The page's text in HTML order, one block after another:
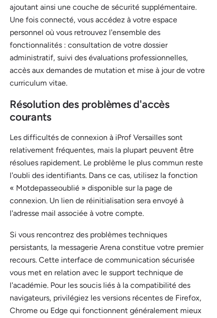
ajoutant ainsi une couche de sécurité supplémentaire.
Une fois connecté, vous accédez à votre espace
personnel où vous retrouvez l'ensemble des
fonctionnalités : consultation de votre dossier
administratif, suivi des évaluations professionnelles,
accès aux demandes de mutation et mise à jour de votre
curriculum vitae.
Résolution des problèmes d'accès
courants
Les difficultés de connexion à iProf Versailles sont
relativement fréquentes, mais la plupart peuvent être
résolues rapidement. Le problème le plus commun reste
l'oubli des identifiants. Dans ce cas, utilisez la fonction
« Motdepasseoublié » disponible sur la page de
connexion. Un lien de réinitialisation sera envoyé à
l'adresse mail associée à votre compte.
Si vous rencontrez des problèmes techniques
persistants, la messagerie Arena constitue votre premier
recours. Cette interface de communication sécurisée
vous met en relation avec le support technique de
l'académie. Pour les soucis liés à la compatibilité des
navigateurs, privilégiez les versions récentes de Firefox,
Chrome ou Edge qui fonctionnent généralement mieux